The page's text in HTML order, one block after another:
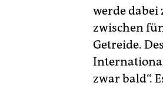
werde
zwischen
Getreide.
zwar bald“.